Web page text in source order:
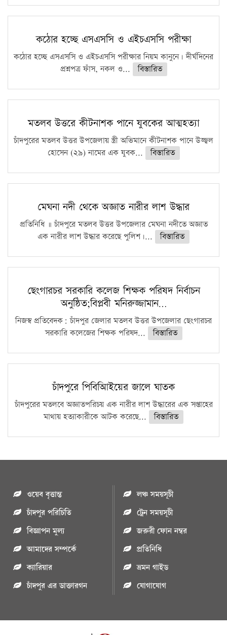
কঠোর হচ্ছে এসএসসি ও এইচএসসি পরীক্ষা
কঠোর হচ্ছে এসএসসি ও এইচএসসি পরীক্ষার নিয়ম কানুনে। দীর্ঘদিনের
প্রশ্নপত্র ফাঁস, নকল ও...
বিস্তারিত
মতলব উত্তরে কীটনাশক পানে যুবকের আত্মহত্যা
চাঁদপুরের মতলব উত্তর উপজেলায় স্ত্রী অভিমানে কীটনাশক পানে উজ্জ্বল
হোসেন (২৯) নামের এক যুবক...
বিস্তারিত
মেঘনা নদী থেকে অজ্ঞাত নারীর লাশ উদ্ধার
প্রতিনিধি ॥ চাঁদপুরে মতলব উত্তর উপজেলার মেঘনা নদীতে অজ্ঞাত
এক নারীর লাশ উদ্ধার করেছে পুলিশ।...
বিস্তারিত
ছেংগারচর সরকারি কলেজ শিক্ষক পরিষদ নির্বাচন
অনুষ্ঠিত;বিপ্লবী মনিরুজ্জামান…
নিজস্ব প্রতিবেদক: চাঁদপুর জেলার মতলব উত্তর উপজেলার ছেংগারচর
সরকারি কলেজের শিক্ষক পরিষদ...
বিস্তারিত
চাঁদপুরে পিবিআিইয়ের জালে ঘাতক
চাঁদপুরের মতলবে অজ্ঞাতপরিচয় এক নারীর লাশ উদ্ধারের এক সপ্তাহের
মাথায় হত্যাকারীকে আটক করেছে...
বিস্তারিত
ওয়েব বৃত্তান্ত
চাঁদপুর পরিচিতি
বিজ্ঞাপন মুল্য
আমাদের সম্পর্কে
ক্যারিয়ার
চাঁদপুর এর ডাক্তারগন
লঞ্চ সময়সূচী
ট্রেন সময়সূচী
জরুরী ফোন নম্বর
প্রতিনিধি
ভ্রমন গাইড
যোগাযোগ